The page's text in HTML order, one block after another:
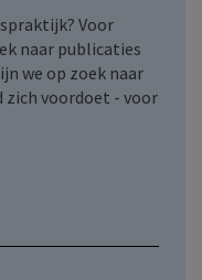
Voor
naar publicaties
we op zoek naar
zich voordoet - voor